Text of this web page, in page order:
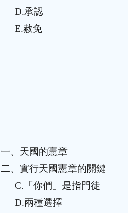
D.承認
E.赦免
一、 天國的憲章
二、 實行天國憲章的關鍵
C. 「你們」是指門徒
D.兩種選擇